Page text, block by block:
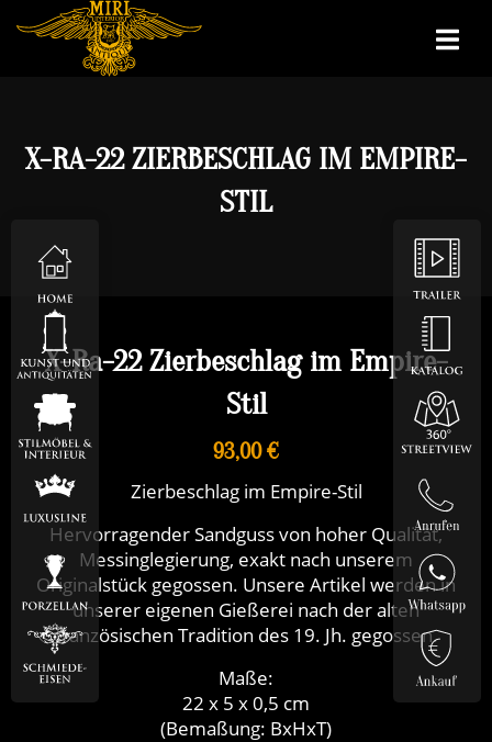
X-RA-22 ZIERBESCHLAG IM EMPIRE-
STIL
X-Ra-22 Zierbeschlag im Empire-
Stil
93,00 €
Zierbeschlag im Empire-Stil
Hervorragender Sandguss von hoher Qualität,
Messinglegierung, exakt nach unserem
Originalstück gegossen. Unsere Artikel werden in
unserer eigenen Gießerei nach der alten
französischen Tradition des 19. Jh. gegossen.
Maße:
22 x 5 x 0,5 cm
(Bemaßung: BxHxT)